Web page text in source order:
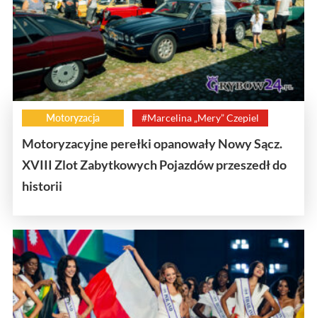
Motoryzacja #Marcelina „Mery” Czepiel
Motoryzacyjne perełki opanowały Nowy Sącz.
XVIII Zlot Zabytkowych Pojazdów przeszedł do
historii